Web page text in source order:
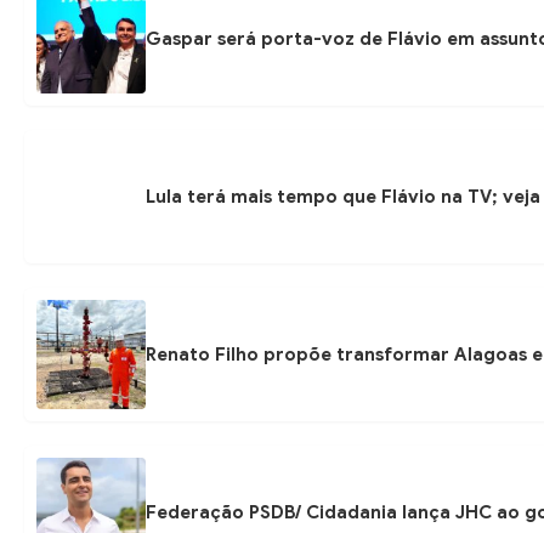
Gaspar será porta-voz de Flávio em
Lula terá mais tempo que Flávio na TV;
Renato Filho propõe transformar Alagoas
Federação PSDB/ Cidadania lança JHC ao